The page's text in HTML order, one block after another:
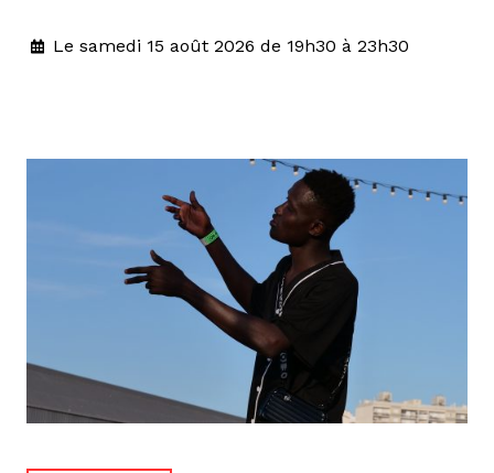
Le samedi 15 août 2026 de 19h30 à 23h30